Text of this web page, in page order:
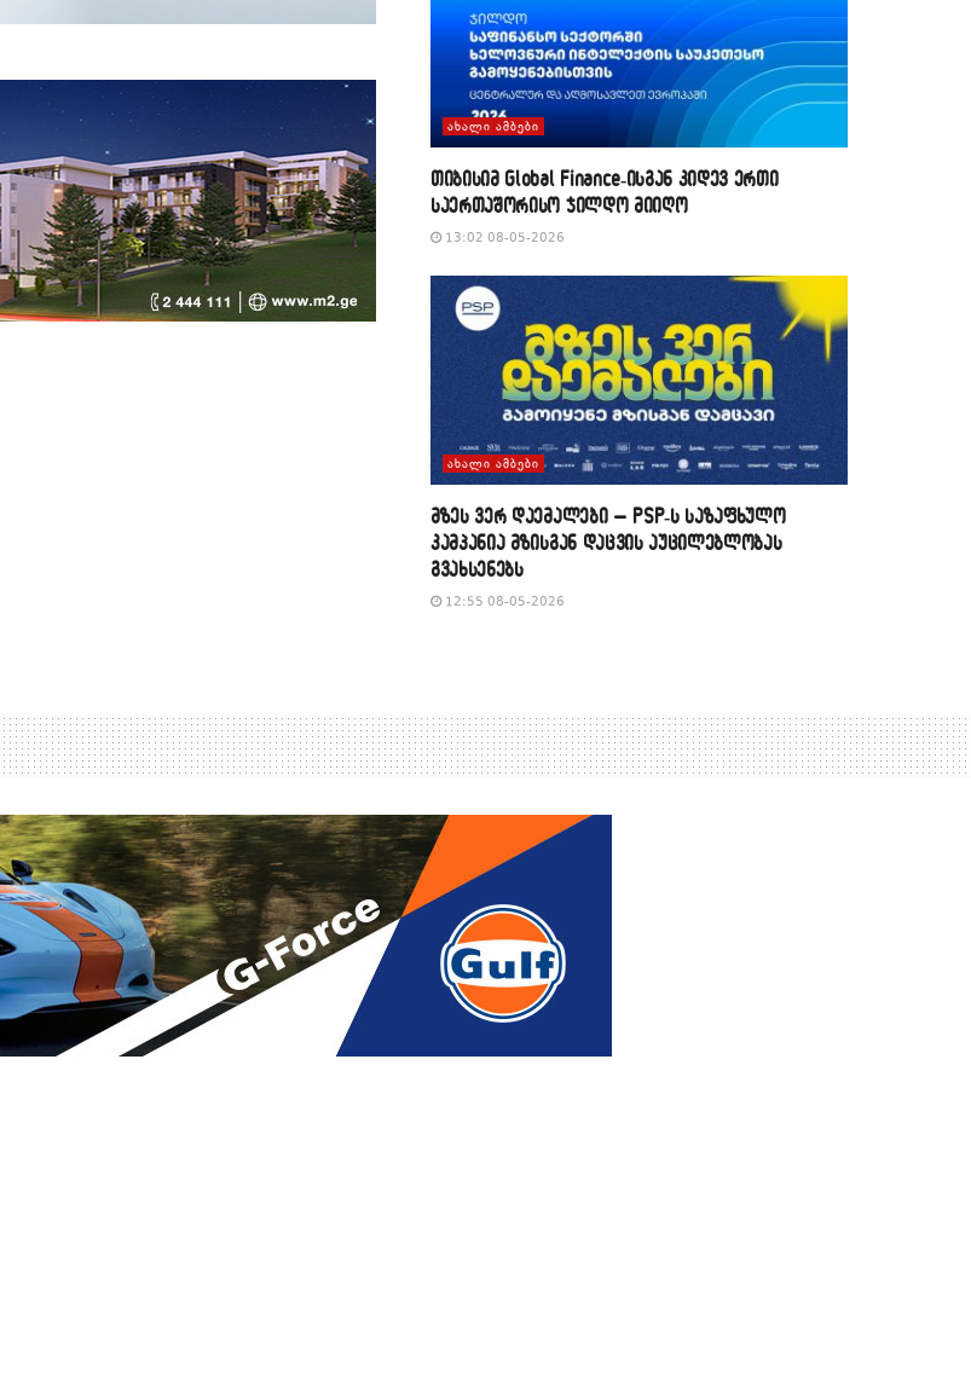
ᲐᲮᲐᲚᲘ ᲐᲛᲑᲔᲑᲘ
თიბისიმ Global Finance-ისგან კიდევ ერთი
საერთაშორისო ჯილდო მიიღო
13:02 08-05-2026
ᲐᲮᲐᲚᲘ ᲐᲛᲑᲔᲑᲘ
მზეს ვერ დაემალები – PSP-ს საზაფხულო
კამპანია მზისგან დაცვის აუცილებლობას
გვახსენებს
12:55 08-05-2026